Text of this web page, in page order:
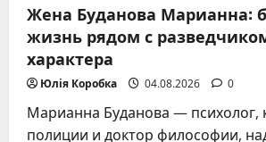
Жена Буданова Марианна:
жизнь рядом с
характера
Юлія Коробка 04.08.2026 0
Марианна Буданова — психолог,
полиции и доктор философии,